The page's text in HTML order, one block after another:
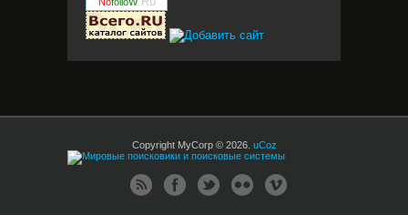
Copyright MyCorp © 2026. uCoz